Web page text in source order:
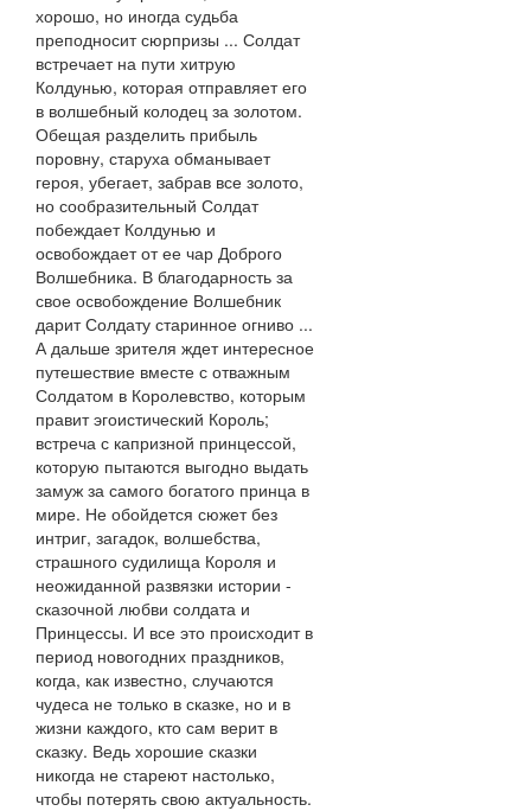
хорошо, но иногда судьба
преподносит сюрпризы ... Солдат
встречает на пути хитрую
Колдунью, которая отправляет его
в волшебный колодец за золотом.
Обещая разделить прибыль
поровну, старуха обманывает
героя, убегает, забрав все золото,
но сообразительный Солдат
побеждает Колдунью и
освобождает от ее чар Доброго
Волшебника. В благодарность за
свое освобождение Волшебник
дарит Солдату старинное огниво ...
А дальше зрителя ждет интересное
путешествие вместе с отважным
Солдатом в Королевство, которым
правит эгоистический Король;
встреча с капризной принцессой,
которую пытаются выгодно выдать
замуж за самого богатого принца в
мире. Не обойдется сюжет без
интриг, загадок, волшебства,
страшного судилища Короля и
неожиданной развязки истории -
сказочной любви солдата и
Принцессы. И все это происходит в
период новогодних праздников,
когда, как известно, случаются
чудеса не только в сказке, но и в
жизни каждого, кто сам верит в
сказку. Ведь хорошие сказки
никогда не стареют настолько,
чтобы потерять свою актуальность.